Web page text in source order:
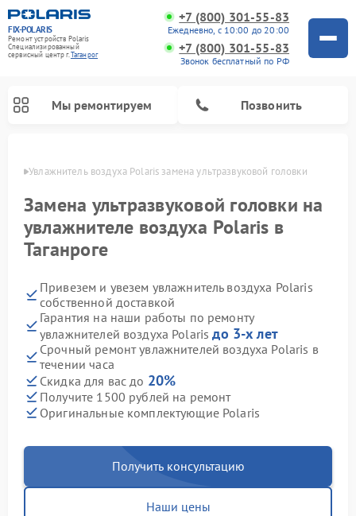
FIX-POLARIS
Ремонт устройств Polaris
Специализированный
cервисный центр г.Таганрог
+7 (800) 301-55-83
Ежедневно, с 10:00 до 20:00
+7 (800) 301-55-83
Звонок бесплатный по РФ
Мы ремонтируем Позвонить
Увлажнитель воздуха Polaris замена ультразвуковой головки
Замена ультразвуковой головки на
увлажнителе воздуха Polaris в
Таганроге
Привезем и увезем увлажнитель воздуха Polaris
собственной доставкой
Гарантия на наши работы по ремонту
увлажнителей воздуха Polarisдо 3-х лет
Срочный ремонт увлажнителей воздуха Polaris в
течении часа
Скидка для вас до 20%
Получите 1500 рублей на ремонт
Оригинальные комплектующие Polaris
Получить консультацию
Наши цены